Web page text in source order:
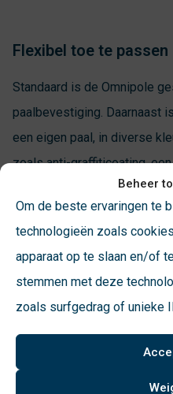
Beheer
Om de beste ervaringen te
technologieën zoals
apparaat op te slaan en/of
stemmen met deze
zoals surfgedrag of unieke
Flexibel toe te passen
Standaard is de Omnipole
paalbevestiging. Daarnaast
een eigen paal, in diverse
zoals anti-graffiticoating,
of een anti-
Materiaal en
De Omnipole is leverbaar in
standaard voorzien van
aluminium rand. De afvalbak
met poedercoating en
met aanvullende